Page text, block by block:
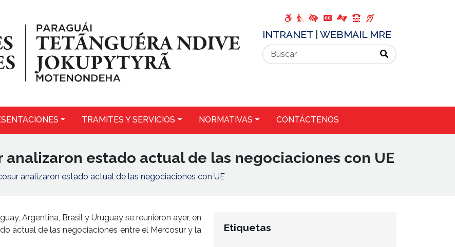
INTRANET WEBMAIL MRE
TRAMITES Y SERVICIOS NORMATIVAS CONTÁCTENOS
estado actual de las negociaciones con UE
analizaron estado actual de las negociaciones con UE
Argentina, Brasil y Uruguay se reunieron ayer, en
actual de las negociaciones entre el Mercosur y la
Etiquetas